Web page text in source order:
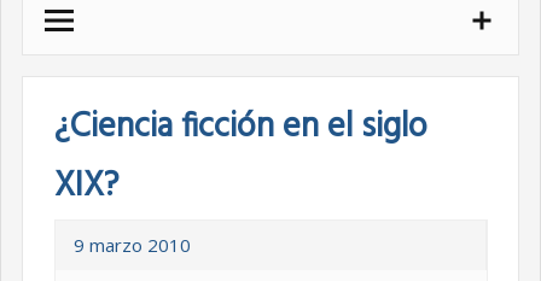
¿Ciencia ficción en el siglo
XIX?
9 marzo 2010